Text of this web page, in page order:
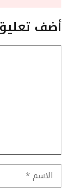
أضف
الاسم